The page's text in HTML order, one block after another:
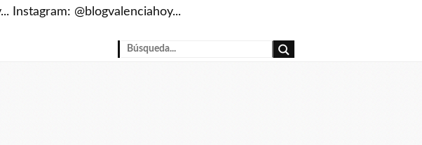
Instagram: @blogvalenciahoy...